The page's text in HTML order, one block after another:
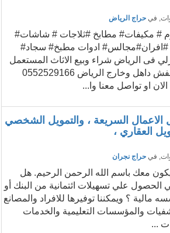
, في حراج الرياض
# مكيفات# مطابخ #ثلاجات # شاشات#
ادوات مطبخ# سجاد#
فى الرياض شراء وبيع الاثاث المستعمل
وتقل العفش داهل وخارج الرياض 0552529166
الان او تواصل معنا وا...
الاعمال السريعة ، والتمويل الشخصي
العقاري ،
, في حراج نجران
يكون معك باسم الله الرحمن الرحيم. هل
علي تسهيلات ائتمانية من البنك أو
مالية ؟ ويمكننا توفيرها للافراد والمصانع
والمؤسسات التعليمية والخدمات
...